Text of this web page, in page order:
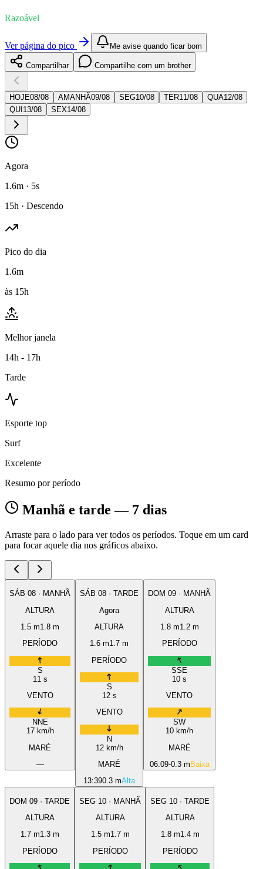
Razoável
Ver página do pico Me avise quando ficar bom
Compartilhar Compartilhe com um brother
HOJE08/08 AMANHÃ09/08 SEG10/08 TER11/08 QUA12/08
QUI 13/08 SEX14/08
Agora
1.6m · 5s
15h · Descendo
Pico do dia
1.6m
às 15h
Melhor janela
14h - 17h
Tarde
Esporte top
Surf
Excelente
Resumo por período
Manhã e tarde — 7 dias
Arraste para o lado para ver todos os períodos. Toque em um card
para focar aquele dia nos gráficos abaixo.
SÁB 08 · MANHÃ
ALTURA
1.5 m1.8 m
PERÍODO
S
11 s
VENTO
NNE
17km/h
MARÉ
—
SÁB 08 · TARDE
Agora
ALTURA
1.6 m1.7 m
PERÍODO
S
12s
VENTO
N
12km/h
MARÉ
13:390.3 mAlta
DOM 09 · MANHÃ
ALTURA
1.8m1.2m
PERÍODO
SSE
10 s
VENTO
SW
10 km/h
MARÉ
06:09-0.3 m Baixa
DOM 09 · TARDE
ALTURA
1.7m1.3m
PERÍODO
SEG 10 · MANHÃ
ALTURA
1.5m1.7m
PERÍODO
SEG 10 · TARDE
ALTURA
1.8m1.4m
PERÍODO